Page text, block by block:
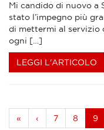
Mi candido di nuovo a
stato l’impegno più
di mettermi al servizio
ogni […]
LEGGI L'ARTICOLO
« ‹ 7 8 9